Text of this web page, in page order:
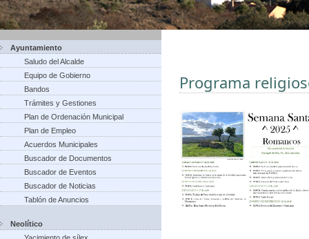
Ayuntamiento
Saludo del Alcalde
Equipo de Gobierno
Bandos
Trámites y Gestiones
Plan de Ordenación Municipal
Plan de Empleo
Acuerdos Municipales
Buscador de Documentos
Buscador de Eventos
Buscador de Noticias
Tablón de Anuncios
Neolítico
Programa